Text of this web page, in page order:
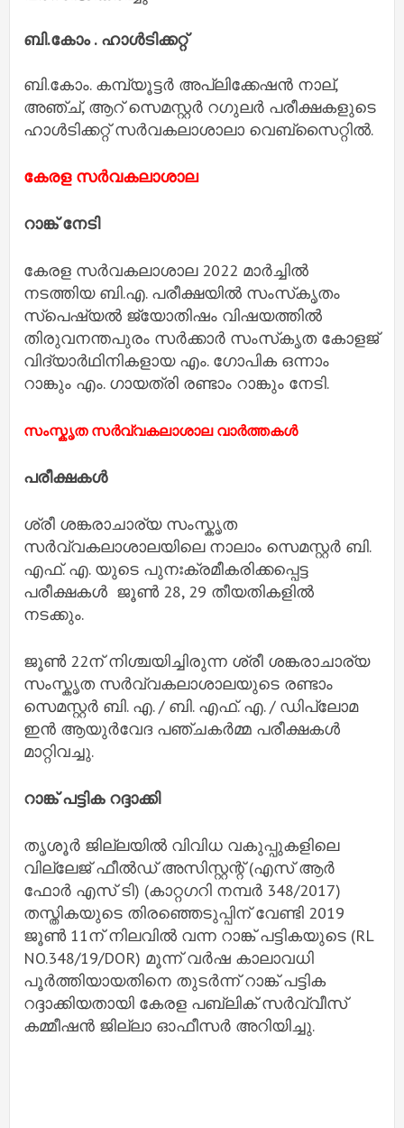
ബി.കോം . ഹാള്‍ടിക്കറ്റ്
ബി.കോം. കമ്പ്യൂട്ടര്‍ അപ്ലിക്കേഷന്‍ നാല്,
അഞ്ച്, ആറ് സെമസ്റ്റര്‍ റഗുലര്‍ പരീക്ഷകളുടെ
ഹാള്‍ടിക്കറ്റ് സര്‍വകലാശാലാ വെബ്‌സൈറ്റില്‍.
കേരള സർവകലാശാല
റാങ്ക് നേടി
കേരള സർവകലാശാല 2022 മാർച്ചിൽ
നടത്തിയ ബി.എ. പരീക്ഷയിൽ സംസ്‌കൃതം
സ്പെഷ്യൽ ജ്യോതിഷം വിഷയത്തിൽ
തിരുവനന്തപുരം സർക്കാർ സംസ്‌കൃത കോളജ്
വിദ്യാർഥിനികളായ എം. ഗോപിക ഒന്നാം
റാങ്കും എം. ഗായത്രി രണ്ടാം റാങ്കും നേടി.
സംസ്കൃത സർവ്വകലാശാല വാർത്തകൾ
പരീക്ഷകൾ
ശ്രീ ശങ്കരാചാര്യ സംസ്കൃത
സർവ്വകലാശാലയിലെ നാലാം സെമസ്റ്റർ ബി.
എഫ്. എ. യുടെ പുനഃക്രമീകരിക്കപ്പെട്ട
പരീക്ഷകൾ ജൂൺ 28, 29 തീയതികളിൽ
നടക്കും.
ജൂൺ 22ന് നിശ്ചയിച്ചിരുന്ന ശ്രീ ശങ്കരാചാര്യ
സംസ്കൃത സർവ്വകലാശാലയുടെ രണ്ടാം
സെമസ്റ്റർ ബി. എ. / ബി. എഫ്. എ. / ഡിപ്ലോമ
ഇൻ ആയുർവേദ പഞ്ചകർമ്മ പരീക്ഷകൾ
മാറ്റിവച്ചു.
റാങ്ക് പട്ടിക റദ്ദാക്കി
തൃശൂര്‍ ജില്ലയില്‍ വിവിധ വകുപ്പുകളിലെ
വില്ലേജ് ഫീല്‍ഡ് അസിസ്റ്റന്റ് (എസ് ആര്‍
ഫോര്‍ എസ് ടി) (കാറ്റഗറി നമ്പര്‍ 348/2017)
തസ്തികയുടെ തിരഞ്ഞെടുപ്പിന് വേണ്ടി 2019
ജൂണ്‍ 11ന് നിലവില്‍ വന്ന റാങ്ക് പട്ടികയുടെ (RL
NO.348/19/DOR) മൂന്ന് വര്‍ഷ കാലാവധി
പൂര്‍ത്തിയായതിനെ തുടര്‍ന്ന് റാങ്ക് പട്ടിക
റദ്ദാക്കിയതായി കേരള പബ്ലിക് സര്‍വ്വീസ്
കമ്മീഷന്‍ ജില്ലാ ഓഫീസര്‍ അറിയിച്ചു.